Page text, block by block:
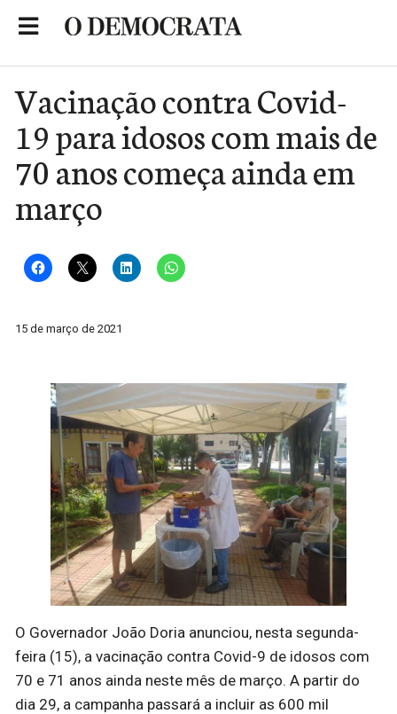
Vacinação contra Covid-
19 para idosos com mais de
70 anos começa ainda em
março
15 de março de 2021
O Governador João Doria anunciou, nesta segunda-
feira (15), a vacinação contra Covid-9 de idosos com
70 e 71 anos ainda neste mês de março. A partir do
dia 29, a campanha passará a incluir as 600 mil